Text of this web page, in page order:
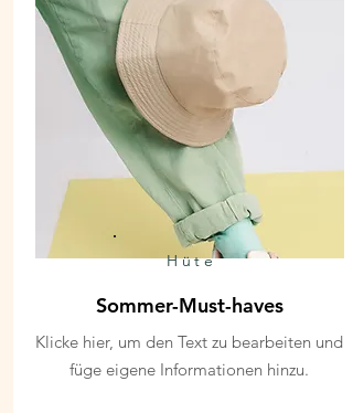
Hüte
Sommer-Must-haves
Klicke hier, um den Text zu bearbeiten und
füge eigene Informationen hinzu.